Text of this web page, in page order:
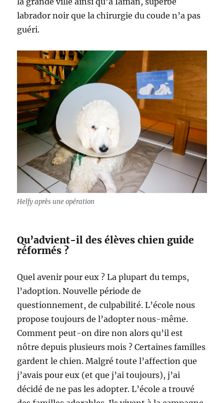
labrador noir que la chirurgie du coude n’a pas
guéri.
Helfy après une opération
Qu’advient-il des élèves chien guide
réformés ?
Quel avenir pour eux ? La plupart du temps,
l’adoption. Nouvelle période de
questionnement, de culpabilité. L’école nous
propose toujours de l’adopter nous-même.
Comment peut-on dire non alors qu’il est
nôtre depuis plusieurs mois ? Certaines familles
gardent le chien. Malgré toute l’affection que
j’avais pour eux (et que j’ai toujours), j’ai
décidé de ne pas les adopter. L’école a trouvé